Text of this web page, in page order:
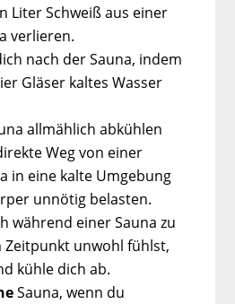
Liter Schweiß aus einer
verlieren.
nach der Sauna, indem
Gläser kaltes Wasser
allmählich abkühlen
Weg von einer
in eine kalte Umgebung
unnötig belasten.
während einer Sauna zu
Zeitpunkt unwohl fühlst,
kühle dich ab.
Sauna, wenn du